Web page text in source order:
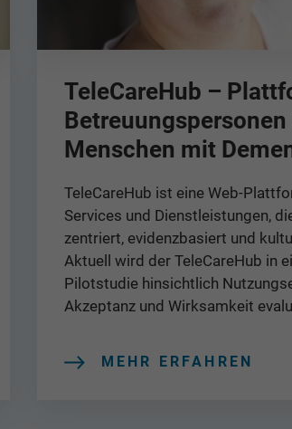
TeleCareHub –
Betreuungspersonen
Menschen mit
TeleCareHub ist eine Web-
Services und Dienstleistungen,
zentriert, evidenzbasiert und
Aktuell wird der TeleCareHub in
Pilotstudie hinsichtlich
Akzeptanz und Wirksamkeit
MEHR ERFAHREN